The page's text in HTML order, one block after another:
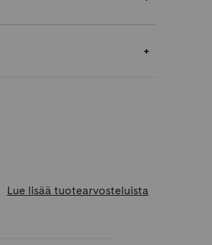
Lue lisää tuotearvosteluista